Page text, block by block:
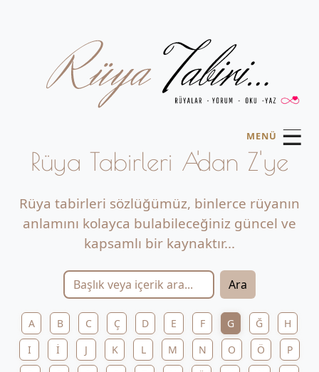
MENÜ ☰
Rüya Tabirleri A'dan Z'ye
Rüya tabirleri sözlüğümüz, binlerce rüyanın
anlamını kolayca bulabileceğiniz güncel ve
kapsamlı bir kaynaktır...
Ara
A B C Ç D E F G Ğ
H
I
İ J K L M N O Ö
P